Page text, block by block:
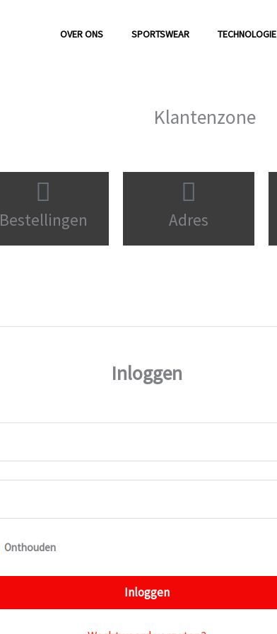
OVER ONS SPORTSWEAR TECHNOLOGIE
Klantenzone
Bestellingen Adres
Inloggen
Onthouden
Inloggen